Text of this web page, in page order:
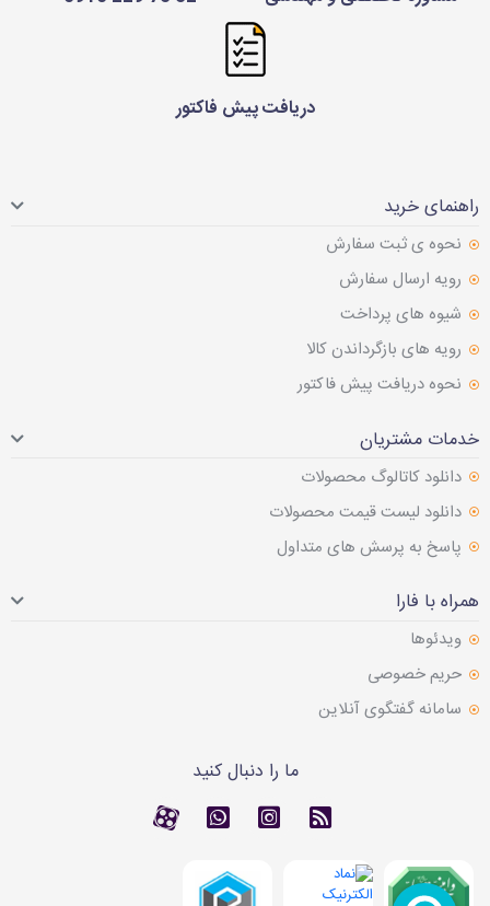
دریافت پیش فاکتور
راهنمای خرید
نحوه ی ثبت سفارش
رویه ارسال سفارش
شیوه های پرداخت
رویه های بازگرداندن کالا
نحوه دریافت پیش فاکتور
خدمات مشتریان
دانلود کاتالوگ محصولات
دانلود لیست قیمت محصولات
پاسخ به پرسش های متداول
همراه با فارا
ویدئوها
حریم خصوصی
سامانه گفتگوی آنلاین
ما را دنبال کنید
RSS کانال آپارات
تماس با واتس اپ
کانال آپارات